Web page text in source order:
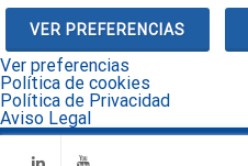
VER PREFERENCIAS
Ver preferencias
Política de cookies
Política de Privacidad
Aviso Legal